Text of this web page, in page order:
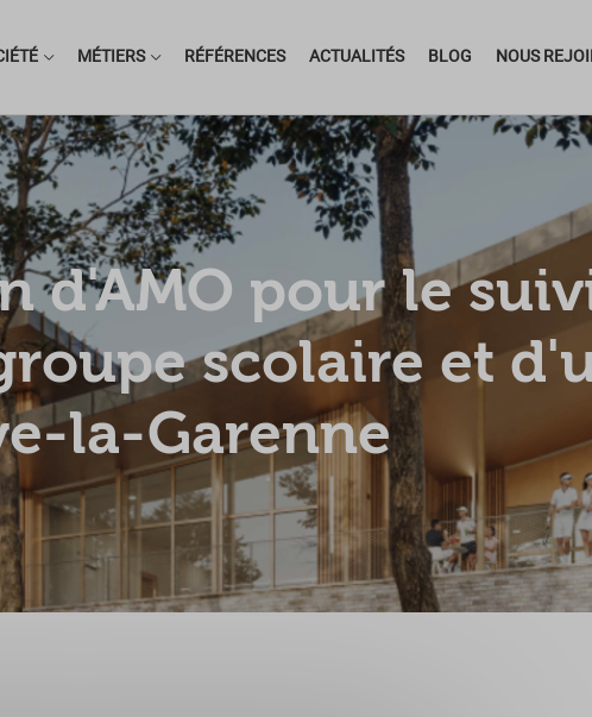
MÉTIERS RÉFÉRENCES ACTUALITÉS BLOG NOUS
d'AMO pour le
scolaire et
la-Garenne